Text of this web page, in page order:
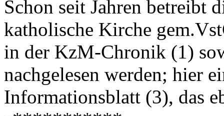
Schon seit Jahren betreibt
katholische Kirche
in der KzM-Chronik (1)
nachgelesen werden; hier
Informationsblatt (3), das